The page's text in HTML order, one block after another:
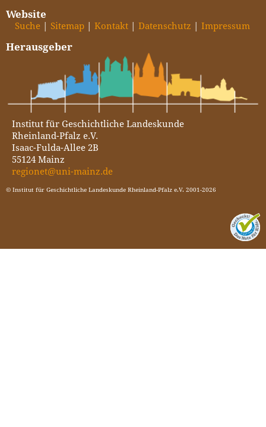
Website
Suche Sitemap Kontakt Datenschutz Impressum
Herausgeber
Institut für Geschichtliche Landeskunde
Rheinland-Pfalz e.V.
Isaac-Fulda-Allee 2B
55124 Mainz
regionet@uni-mainz.de
© Institut für Geschichtliche Landeskunde Rheinland-Pfalz e.V. 2001-2026